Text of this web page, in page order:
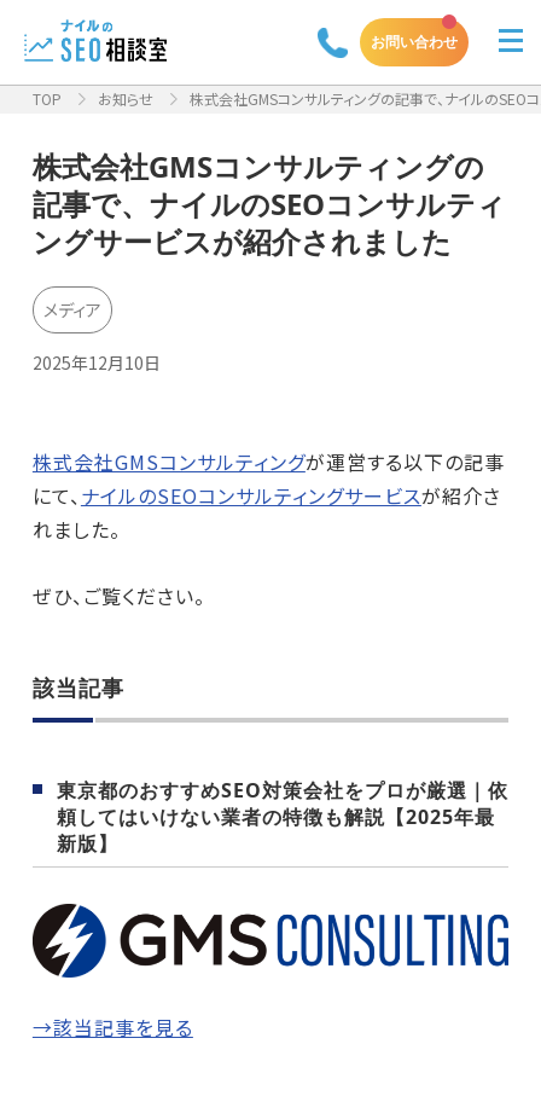
お問い合わせ
TOP お知らせ 株式会社GMSコンサルティングの記事で、ナイルのSEO
株式会社GMSコンサルティングの
記事で、ナイルのSEOコンサルティ
ングサービスが紹介されました
メディア
2025年12月10日
株式会社GMSコンサルティングが運営する以下の記事
にて、ナイルのSEOコンサルティングサービスが紹介さ
れました。
ぜひ、ご覧ください。
該当記事
東京都のおすすめSEO対策会社をプロが厳選｜依
頼してはいけない業者の特徴も解説【2025年最
新版】
→該当記事を見る